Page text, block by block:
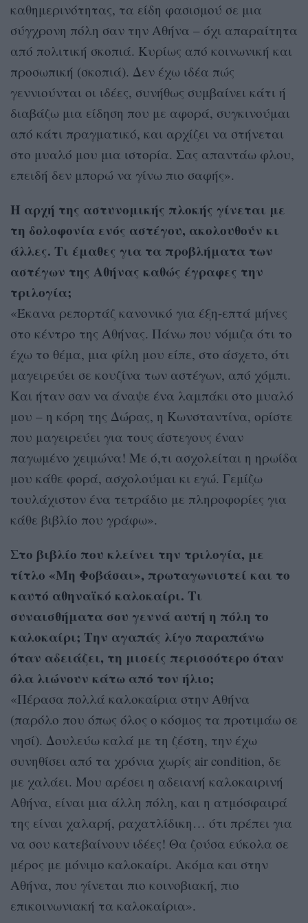
καθημερινότητας, τα είδη φασισμού σε μια
σύγχρονη πόλη σαν την Αθήνα – όχι απαραίτητα
από πολιτική σκοπιά. Κυρίως από κοινωνική και
προσωπική (σκοπιά). Δεν έχω ιδέα πώς
γεννιούνται οι ιδέες, συνήθως συμβαίνει κάτι ή
διαβάζω μια είδηση που με αφορά, συγκινούμαι
από κάτι πραγματικό, και αρχίζει να στήνεται
στο μυαλό μου μια ιστορία. Σας απαντάω φλου,
επειδή δεν μπορώ να γίνω πιο σαφής».
Η αρχή της αστυνομικής πλοκής γίνεται με
τη δολοφονία ενός αστέγου, ακολουθούν κι
άλλες. Τι έμαθες για τα προβλήματα των
αστέγων της Αθήνας καθώς έγραφες την
τριλογία;
«Έκανα ρεπορτάζ κανονικό για έξη-επτά μήνες
στο κέντρο της Αθήνας. Πάνω που νόμιζα ότι το
έχω το θέμα, μια φίλη μου είπε, στο άσχετο, ότι
μαγειρεύει σε κουζίνα των αστέγων, από χόμπι.
Και ήταν σαν να άναψε ένα λαμπάκι στο μυαλό
μου – η κόρη της Δώρας, η Κωνσταντίνα, ορίστε
που μαγειρεύει για τους άστεγους έναν
παγωμένο χειμώνα! Με ό,τι ασχολείται η ηρωίδα
μου κάθε φορά, ασχολούμαι κι εγώ. Γεμίζω
τουλάχιστον ένα τετράδιο με πληροφορίες για
κάθε βιβλίο που γράφω».
Στο βιβλίο που κλείνει την τριλογία, με
τίτλο «Μη Φοβάσαι», πρωταγωνιστεί και το
καυτό αθηναϊκό καλοκαίρι. Τι
συναισθήματα σου γεννά αυτή η πόλη το
καλοκαίρι; Την αγαπάς λίγο παραπάνω
όταν αδειάζει, τη μισείς περισσότερο όταν
όλα λιώνουν κάτω από τον ήλιο;
«Πέρασα πολλά καλοκαίρια στην Αθήνα
(παρόλο που όπως όλος ο κόσμος τα προτιμάω σε
νησί). Δουλεύω καλά με τη ζέστη, την έχω
συνηθίσει από τα χρόνια χωρίς air condition, δε
με χαλάει. Μου αρέσει η αδειανή καλοκαιρινή
Αθήνα, είναι μια άλλη πόλη, και η ατμόσφαιρά
της είναι χαλαρή, ραχατλίδικη… ότι πρέπει για
να σου κατεβαίνουν ιδέες! Θα ζούσα εύκολα σε
μέρος με μόνιμο καλοκαίρι. Ακόμα και στην
Αθήνα, που γίνεται πιο κοινοβιακή, πιο
επικοινωνιακή τα καλοκαίρια».